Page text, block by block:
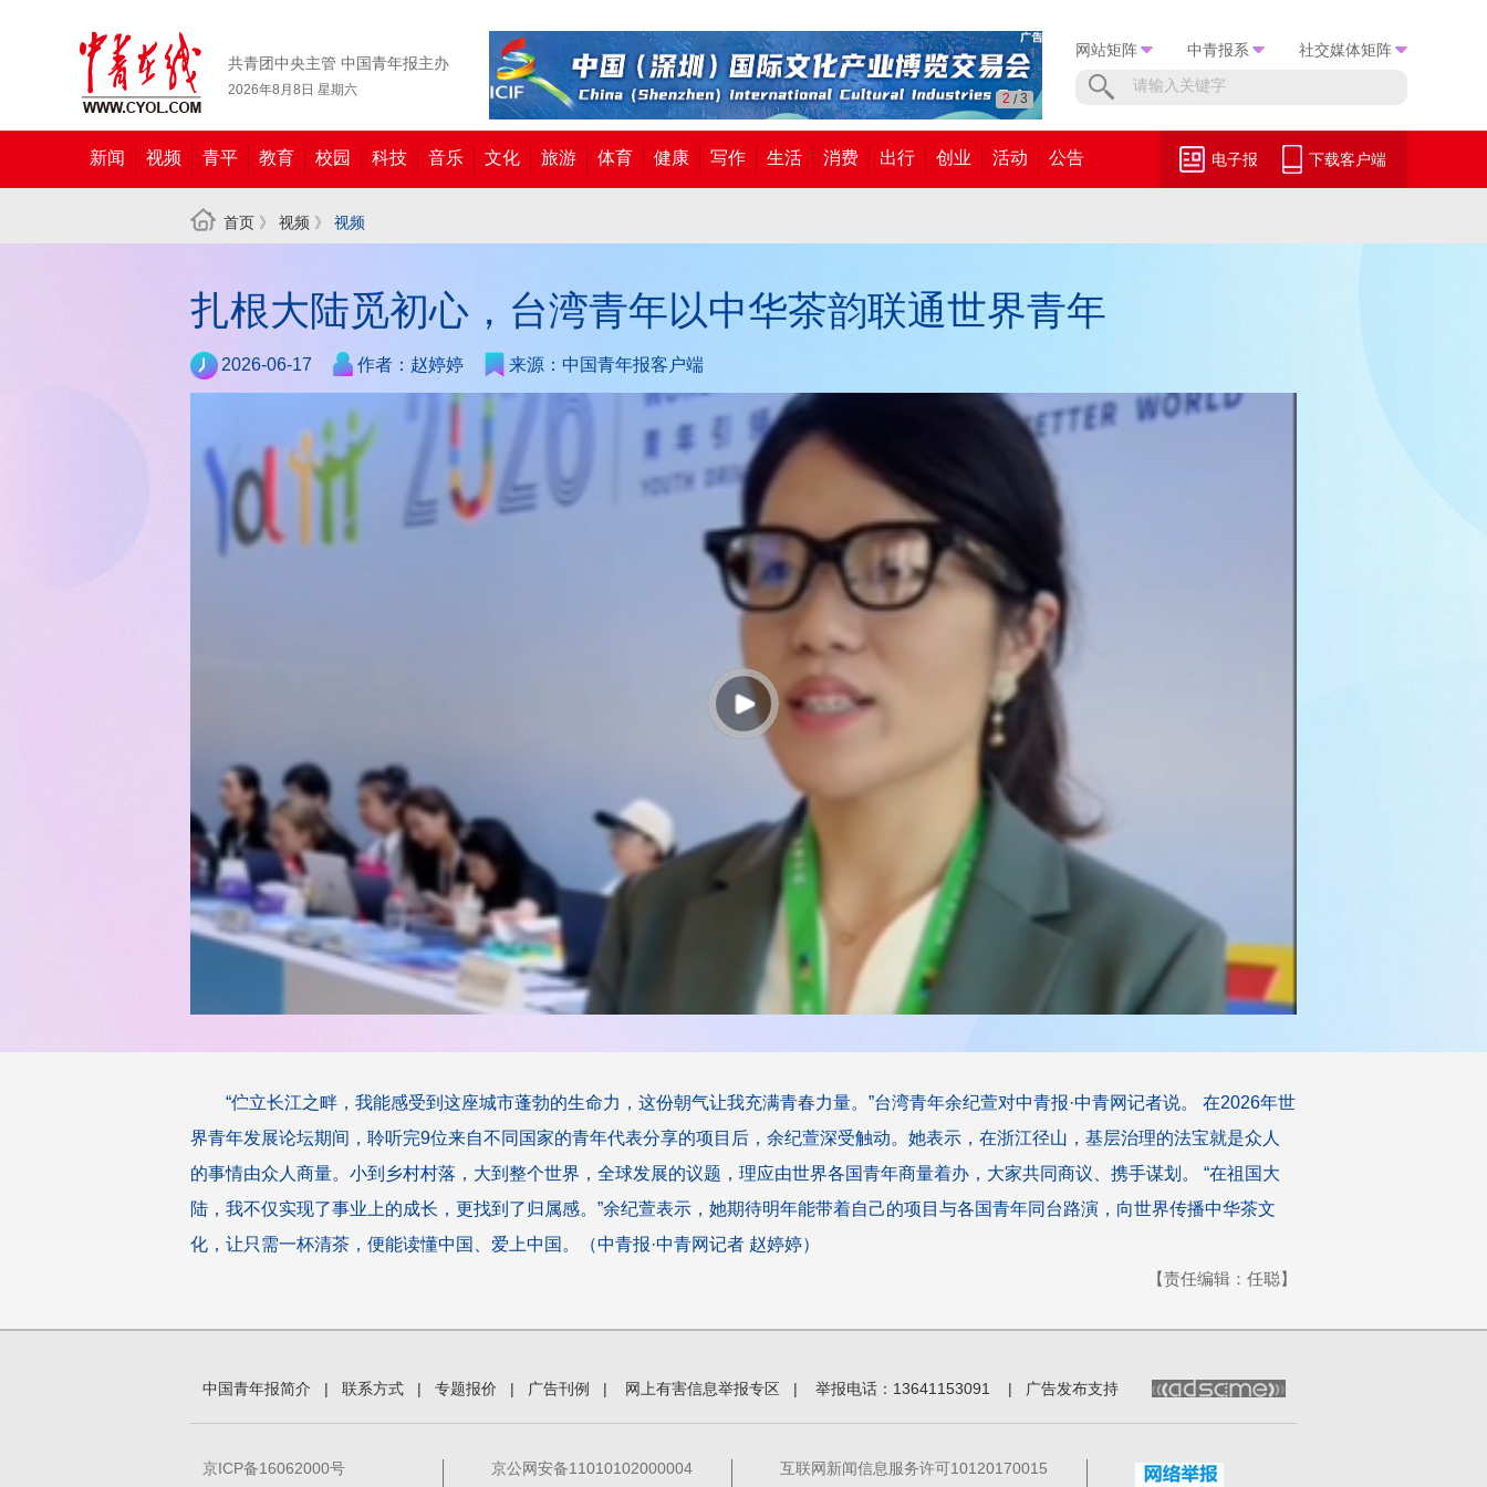
共青团中央主管 中国青年报主办
2026年8月8日 星期六
3 / 3
网站矩阵 中青报系 社交媒体矩阵
新闻 视频 青平 教育 校园 科技 音乐 文化 旅游 体育 健康 写作 生活 消费 出行 创业 活动 公告 电子报 下载客户端
首页 》 视频 》 视频
扎根大陆觅初心，台湾青年以中华茶韵联通世界青年
2026-06-17 作者：赵婷婷 来源：中国青年报客户端
“伫立长江之畔，我能感受到这座城市蓬勃的生命力，这份朝气让我充满青春力量。”台湾青年余纪萱对中青报·中青网记者说。 在2026年世
界青年发展论坛期间，聆听完9位来自不同国家的青年代表分享的项目后，余纪萱深受触动。她表示，在浙江径山，基层治理的法宝就是众人
的事情由众人商量。小到乡村村落，大到整个世界，全球发展的议题，理应由世界各国青年商量着办，大家共同商议、携手谋划。 “在祖国大
陆，我不仅实现了事业上的成长，更找到了归属感。”余纪萱表示，她期待明年能带着自己的项目与各国青年同台路演，向世界传播中华茶文
化，让只需一杯清茶，便能读懂中国、爱上中国。（中青报·中青网记者 赵婷婷）
【责任编辑：任聪】
中国青年报简介 | 联系方式 | 专题报价 | 广告刊例 | 网上有害信息举报专区 | 举报电话：13641153091 | 广告发布支持
京ICP备16062000号 京公网安备11010102000004 互联网新闻信息服务许可10120170015